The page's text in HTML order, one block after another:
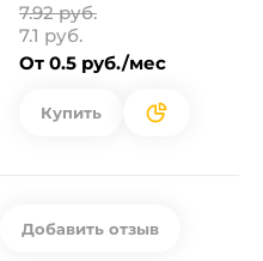
7.92 руб.
7.1 руб.
От 0.5 руб./мес
Купить
Добавить отзыв